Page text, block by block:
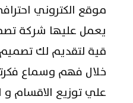
موقع الكتروني
يعمل عليها شركة
قية لتقديم لك
خلال فهم وسماع
علي توزيع الاقسام و